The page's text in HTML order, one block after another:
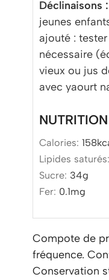
Déclinaisons :
jeunes
ajouté :
nécessaire
vieux ou jus
avec yaourt
NUTRITION
Calories: 158
Lipides saturés:
Sucre: 34g
Fer: 0.1mg
Compote de
fréquence.
Conservation